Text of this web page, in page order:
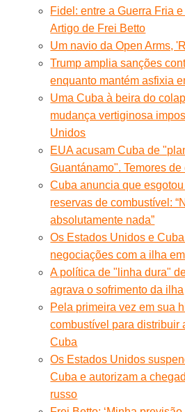
Fidel: entre a Guerra Fria
Artigo de Frei Betto
Um navio da Open Arms,
Trump amplia sanções
enquanto mantém asfixia
Uma Cuba à beira do
mudança vertiginosa
Unidos
EUA acusam Cuba de
Guantánamo". Temores
Cuba anuncia que
reservas de combustível:
absolutamente nada”
Os Estados Unidos e
negociações com a ilha
A política de "linha dura"
agrava o sofrimento da ilha
Pela primeira vez em sua
combustível para distribuir
Cuba
Os Estados Unidos
Cuba e autorizam a
russo